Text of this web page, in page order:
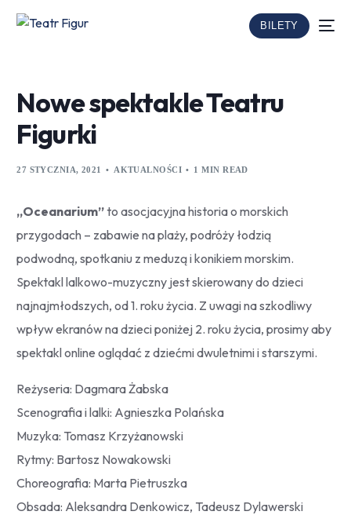
BILETY
Nowe spektakle Teatru
Figurki
27 STYCZNIA, 2021 AKTUALNOŚCI 1 MIN READ
„Oceanarium”to asocjacyjna historia o morskich
przygodach – zabawie na plaży, podróży łodzią
podwodną, spotkaniu z meduzą i konikiem morskim.
Spektakl lalkowo-muzyczny jest skierowany do dzieci
najnajmłodszych, od 1. roku życia. Z uwagi na szkodliwy
wpływ ekranów na dzieci poniżej 2. roku życia, prosimy aby
spektakl online oglądać z dziećmi dwuletnimi i starszymi.
Reżyseria: Dagmara Żabska
Scenografia i lalki: Agnieszka Polańska
Muzyka: Tomasz Krzyżanowski
Rytmy: Bartosz Nowakowski
Choreografia: Marta Pietruszka
Obsada: Aleksandra Denkowicz, Tadeusz Dylawerski